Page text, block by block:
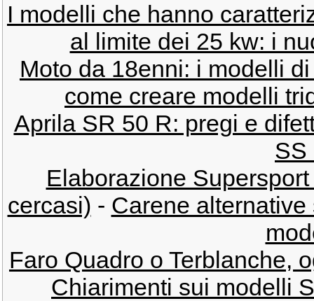
I modelli che hanno
al limite dei 25 kw: i
Moto da 18enni: i modelli
come creare modelli
Aprila SR 50 R: pregi e
SS
Elaborazione
cercasi) - Carene
Faro Quadro o Terblanche,
Chiarimenti sui modelli